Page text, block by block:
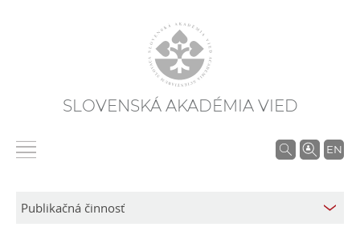
SLOVENSKÁ AKADÉMIA VIED
EN
V